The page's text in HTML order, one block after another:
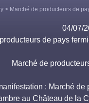
> Marché de producteurs de
04/07/
de pays
Marché de
: Marché
au Château de la